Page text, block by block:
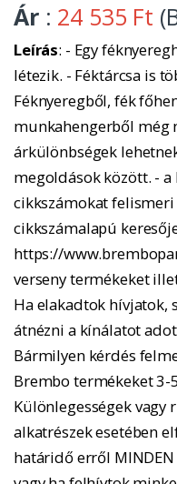
Ár : 24 535 Ft
Leírás: - Egy
létezik. - Féktárcsa is
Féknyeregből, fék
munkahengerből még
árkülönbségek
megoldások között. -
cikkszámokat
cikkszámalapú
https://
verseny termékeket
Ha elakadtok hívjatok,
átnézni a kínálatot
Bármilyen kérdés
Brembo termékeket
Különlegességek vagy
alkatrészek esetében
határidő erről